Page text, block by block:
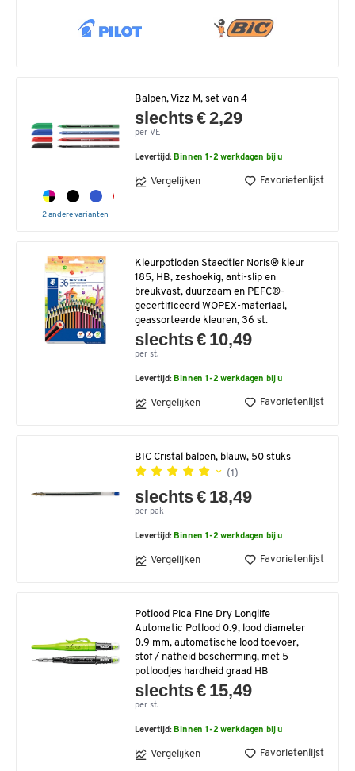
2 andere varianten
Balpen, Vizz M, set van 4
slechts € 2,29
per VE
Levertijd: Binnen 1-2 werkdagen bij u
Vergelijken Favorietenlijst
Kleurpotloden Staedtler Noris® kleur
185, HB, zeshoekig, anti-slip en
breukvast, duurzaam en PEFC®-
gecertificeerd WOPEX-materiaal,
geassorteerde kleuren, 36 st.
slechts € 10,49
per st.
Levertijd: Binnen 1-2 werkdagen bij u
Vergelijken Favorietenlijst
BIC Cristal balpen, blauw, 50 stuks
(1)
slechts € 18,49
per pak
Levertijd: Binnen 1-2 werkdagen bij u
Vergelijken Favorietenlijst
Potlood Pica Fine Dry Longlife
Automatic Potlood 0.9, lood diameter
0.9 mm, automatische lood toevoer,
stof / natheid bescherming, met 5
potloodjes hardheid graad HB
slechts € 15,49
per st.
Levertijd: Binnen 1-2 werkdagen bij u
Vergelijken Favorietenlijst